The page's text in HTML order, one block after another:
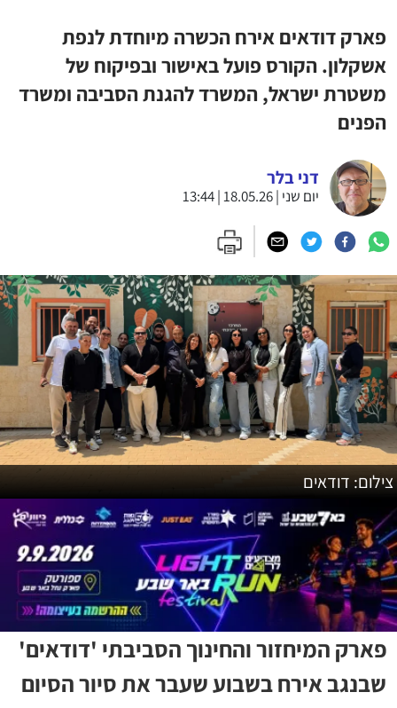
פארק דודאים אירח הכשרה מיוחדת לנפת
אשקלון. הקורס פועל באישור ובפיקוח של
משטרת ישראל, המשרד להגנת הסביבה ומשרד
הפנים
דני בלר
יום שני | 18.05.26 | 13:44
צילום: דודאים
פארק המיחזור והחינוך הסביבתי 'דודאים'
שבנגב אירח בשבוע שעבר את סיור הסיום